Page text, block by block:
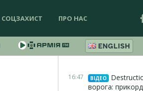
СОЦЗАХИСТ ПРО НАС
ENGLISH
16:47 ВІДЕО
ворога: